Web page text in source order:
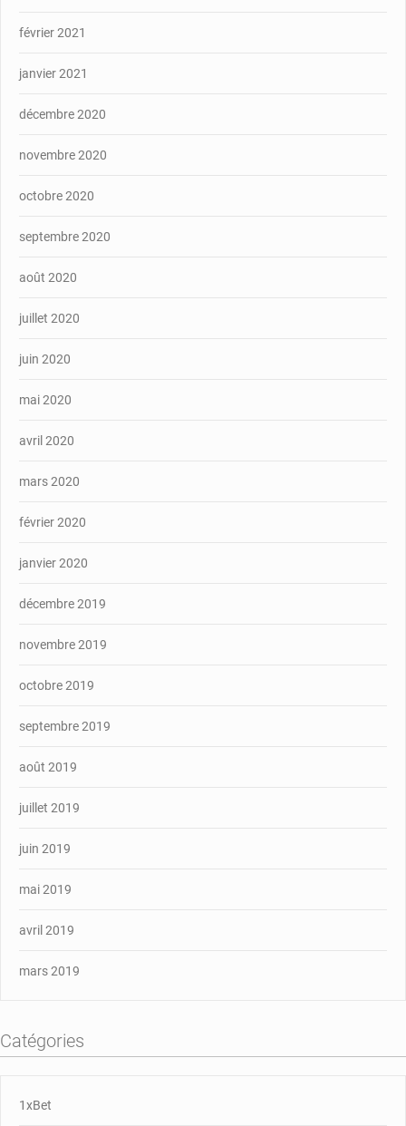
février 2021
janvier 2021
décembre 2020
novembre 2020
octobre 2020
septembre 2020
août 2020
juillet 2020
juin 2020
mai 2020
avril 2020
mars 2020
février 2020
janvier 2020
décembre 2019
novembre 2019
octobre 2019
septembre 2019
août 2019
juillet 2019
juin 2019
mai 2019
avril 2019
mars 2019
Catégories
1xBet